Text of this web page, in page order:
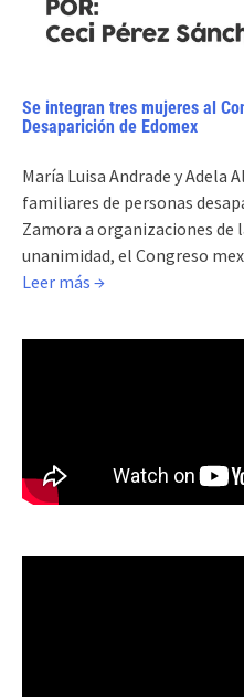
Se integran tres mujeres al
Desaparición de Edomex
María Luisa Andrade y Adela
familiares de personas
Zamora a organizaciones de
unanimidad, el Congreso
Leer más →